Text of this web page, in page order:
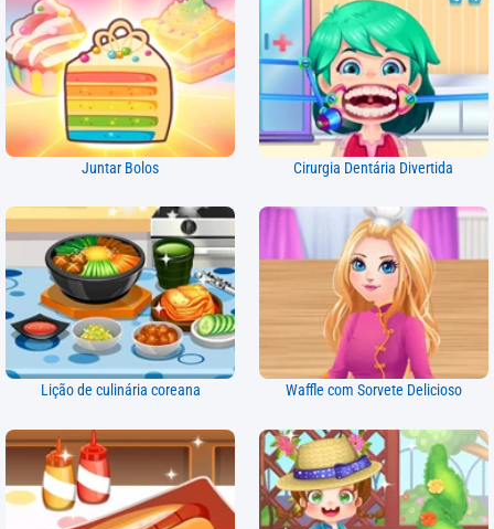
Juntar Bolos Cirurgia Dentária Divertida
Lição de culinária coreana Waffle com Sorvete Delicioso